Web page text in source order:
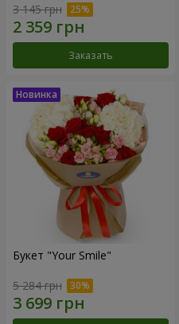
3 145 грн
Заказать
Букет "Your Smile"
5 284 грн